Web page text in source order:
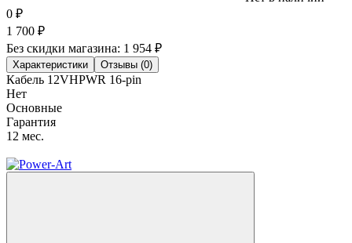
0 ₽
1 700 ₽
Без скидки магазина: 1 954 ₽
Характеристики Отзывы (0)
Кабель 12VHPWR 16-pin
Нет
Основные
Гарантия
12 мес.